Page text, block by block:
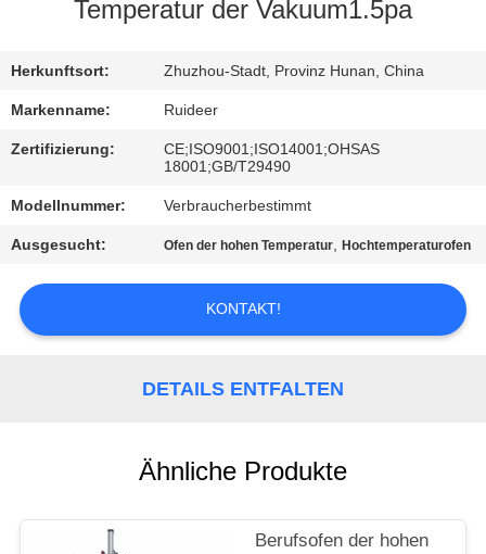
MIT
UNS
EIN
ANGEBOT
SITEMAP
DATENSCHUTZRICHTLINIE
Temperatur der Vakuum1.5pa
Herkunftsort: Zhuzhou-Stadt, Provinz Hunan, China
Markenname: Ruideer
Zertifizierung:
CE;ISO9001;ISO14001;OHSAS
18001;GB/T29490
Modellnummer: Verbraucherbestimmt
Ausgesucht: Ofen der hohen Temperatur,Hochtemperaturofen
KONTAKT!
DETAILS ENTFALTEN
Ähnliche Produkte
Berufsofen der hohen